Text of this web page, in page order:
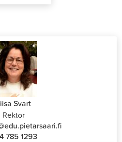
Svart
Rektor
785 1293